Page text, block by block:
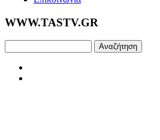
WWW.TASTV.GR